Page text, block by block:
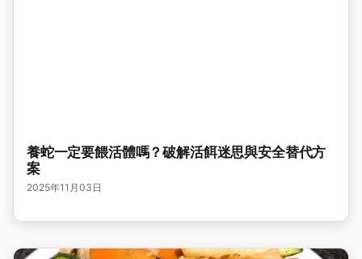
養蛇一定要餵活體嗎？破解活餌迷思與安全替代方
案
2025年11月03日